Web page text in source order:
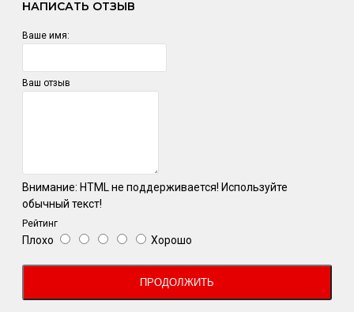
НАПИСАТЬ ОТЗЫВ
Ваше имя:
Ваш отзыв
Внимание: HTML не поддерживается! Используйте
обычный текст!
Рейтинг
Плохо Хорошо
ПРОДОЛЖИТЬ